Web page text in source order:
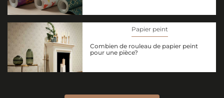
Papier peint
Combien de rouleau de papier peint
pour une pièce?